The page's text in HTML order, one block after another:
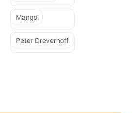
Mango
Peter Dreverhoff